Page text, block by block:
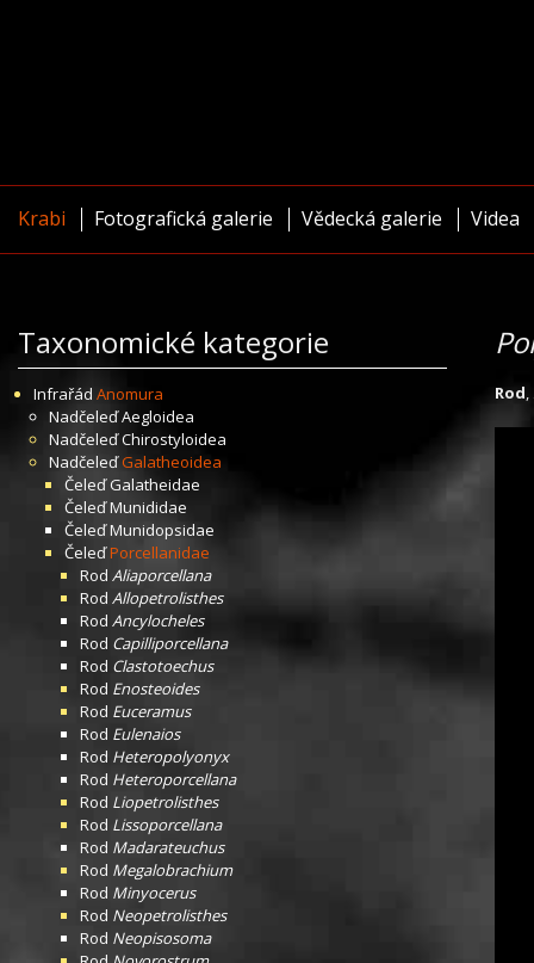
Krabi Fotografická galerie Vědecká galerie Videa
Taxonomické kategorie
Infrařád Anomura
NadčeleďAegloidea
NadčeleďChirostyloidea
NadčeleďGalatheoidea
ČeleďGalatheidae
ČeleďMunididae
ČeleďMunidopsidae
ČeleďPorcellanidae
Rod Aliaporcellana
Rod Allopetrolisthes
Rod Ancylocheles
Rod Capilliporcellana
Rod Clastotoechus
Rod Enosteoides
Rod Euceramus
Rod Eulenaios
Rod Heteropolyonyx
Rod Heteroporcellana
Rod Liopetrolisthes
Rod Lissoporcellana
Rod Madarateuchus
Rod Megalobrachium
Rod Minyocerus
Rod Neopetrolisthes
Rod Neopisosoma
Rod,